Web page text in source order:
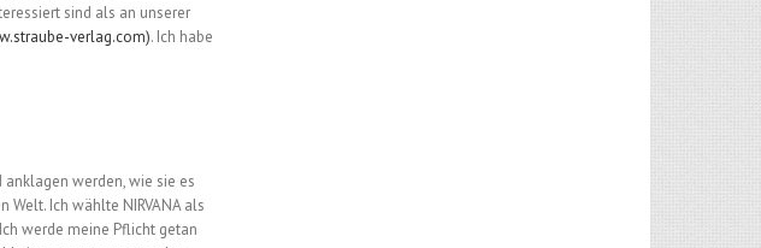
sind als an unserer
verlag.com). Ich habe
werden, wie sie es
Ich wählte NIRVANA als
werde meine Pflicht getan